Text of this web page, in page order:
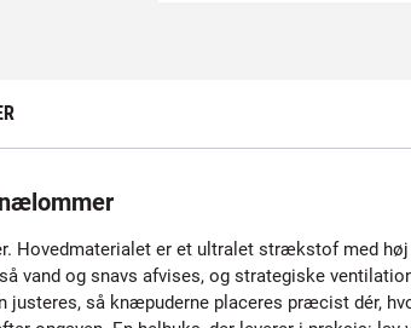
Hovedmaterialet er et ultralet strækstof med høj
vand og snavs afvises, og strategiske
så knæpuderne placeres præcist dér,